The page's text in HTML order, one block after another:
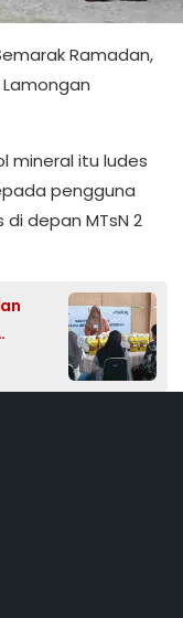
Ramadan,
Lamongan
mineral itu ludes
pengguna
depan MTsN 2